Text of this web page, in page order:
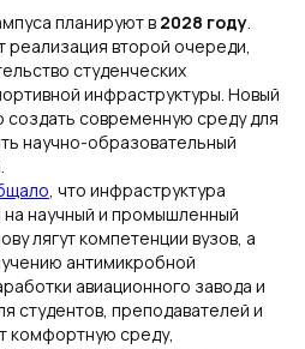
планируют в 2028 году.
второй очереди,
студенческих
инфраструктуры. Новый
создать современную среду для
научно-образовательный
, что инфраструктура
на научный и промышленный
лягут компетенции вузов, а
антимикробной
авиационного завода и
студентов, преподавателей и
комфортную среду,
вести